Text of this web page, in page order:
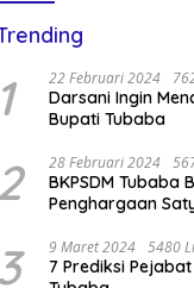
1 22 Februari 2024
Darsani Ingin
Bupati Tubaba
2 28 Februari 2024
BKPSDM Tubaba
Penghargaan
3 9 Maret 2024 5480
7 Prediksi